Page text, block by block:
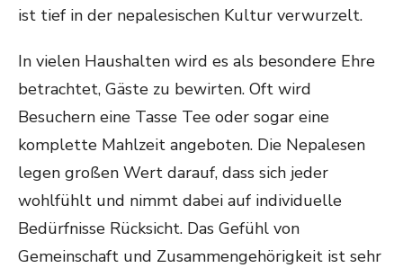
ist tief in der nepalesischen Kultur verwurzelt.
In vielen Haushalten wird es als besondere Ehre
betrachtet, Gäste zu bewirten. Oft wird
Besuchern eine Tasse Tee oder sogar eine
komplette Mahlzeit angeboten. Die Nepalesen
legen großen Wert darauf, dass sich jeder
wohlfühlt und nimmt dabei auf individuelle
Bedürfnisse Rücksicht. Das Gefühl von
Gemeinschaft und Zusammengehörigkeit ist sehr